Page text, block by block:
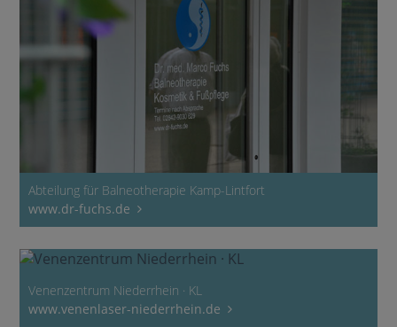
Abteilung für Balneotherapie Kamp-Lintfort
www.dr-fuchs.de
Venenzentrum Niederrhein · KL
www.venenlaser-niederrhein.de